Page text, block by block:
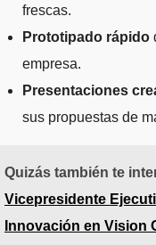
frescas.
Prototipado rápido
empresa.
Presentaciones
sus propuestas de
Quizás también te
Vicepresidente
Innovación en Vision